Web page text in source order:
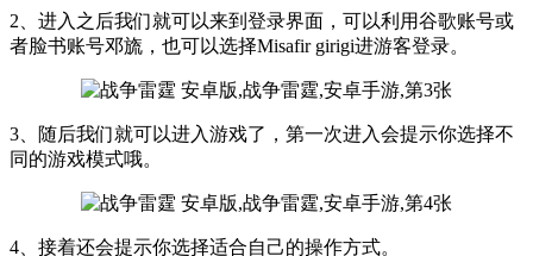
2、进入之后我们就可以来到登录界面，可以利用谷歌账号或
者脸书账号邓旒，也可以选择Misafir girigi进游客登录。
3、随后我们就可以进入游戏了，第一次进入会提示你选择不
同的游戏模式哦。
4、接着还会提示你选择适合自己的操作方式。